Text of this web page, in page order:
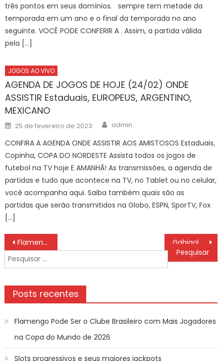
três pontos em seus domínios. sempre tem metade da
temporada em um ano e o final da temporada no ano
seguinte. VOCÊ PODE CONFERIR A . Assim, a partida válida
pela […]
JOGOS AO VIVO
AGENDA DE JOGOS DE HOJE (24/02) ONDE
ASSISTIR Estaduais, EUROPEUS, ARGENTINO,
MEXICANO
Posted
on
25 de fevereiro de 2023 Author
admin
CONFIRA A AGENDA ONDE ASSISTIR AOS AMISTOSOS Estaduais,
Copinha, COPA DO NORDESTE Assista todos os jogos de
futebol na TV hoje E AMANHÃ! As transmissões, a agenda de
partidas e tudo que acontece na TV, no Tablet ou no celular,
você acompanha aqui. Saiba também quais são as
partidas que serão transmitidos na Globo, ESPN, SporTV, Fox
[…]
Navegação
de
Post
Flamengo vende Matheus Gonçalves para clube saudita
Pesquisar
por:
Posts recentes
Flamengo Pode Ser o Clube Brasileiro com Mais Jogadores
na Copa do Mundo de 2026
Slots progressivos e seus maiores jackpots